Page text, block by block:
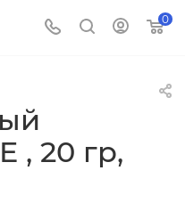
0
, 20 гр,